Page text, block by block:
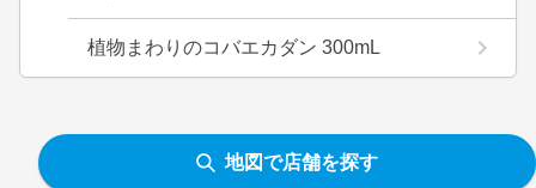
植物まわりのコバエカダン 300mL
地図で店舗を探す